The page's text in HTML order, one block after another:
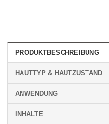
PRODUKTBESCHREIBUNG
HAUTTYP & HAUTZUSTAND
ANWENDUNG
INHALTE